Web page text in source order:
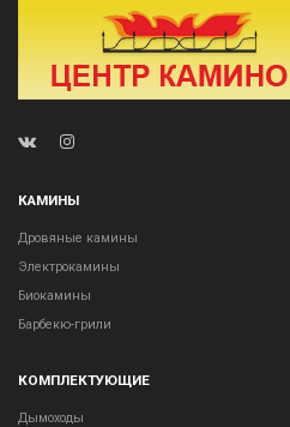
КАМИНЫ
Дровяные камины
Электрокамины
Биокамины
Барбекю-грили
КОМПЛЕКТУЮЩИЕ
Дымоходы